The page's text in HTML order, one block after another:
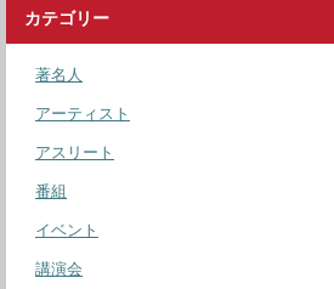
カテゴリー
著名人
アーティスト
アスリート
番組
イベント
講演会